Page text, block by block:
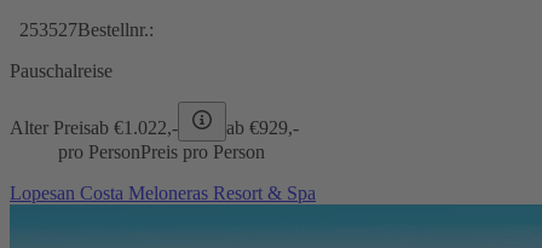
253527Bestellnr.:
Pauschalreise
Alter Preisab €1.022,- ab €929,-
pro PersonPreis pro Person
Lopesan Costa Meloneras Resort & Spa